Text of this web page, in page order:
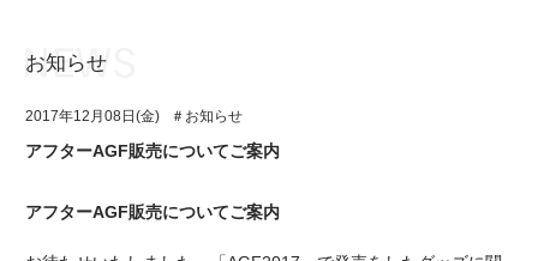
お知らせ
2017年12月08日(金) ＃お知らせ
アフターAGF販売についてご案内
アフターAGF販売についてご案内